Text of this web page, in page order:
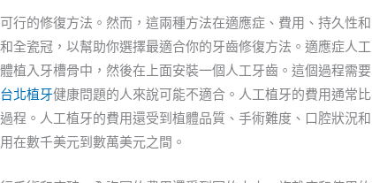
行的修復方法。然而，這兩種方法在適應症、費用、持久性和
全瓷冠，以幫助你選擇最適合你的牙齒修復方法。適應症人工
植入牙槽骨中，然後在上面安裝一個人工牙齒。這個過程需要
台北植牙健康問題的人來說可能不適合。人工植牙的費用通常比
程。人工植牙的費用還受到植體品質、手術難度、口腔狀況和
在數千美元到數萬美元之間。